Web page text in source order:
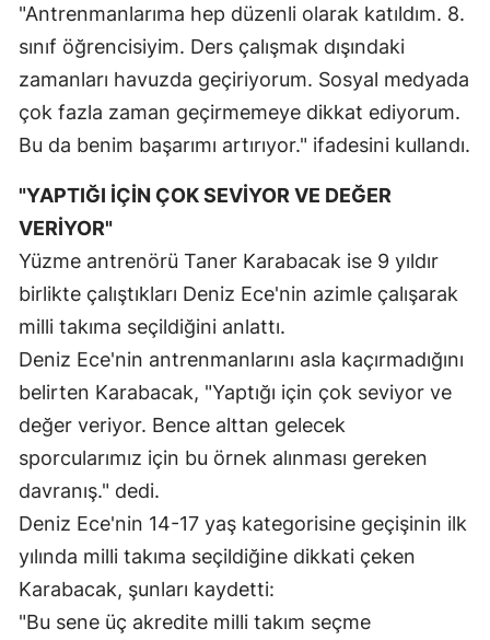
Uşak
Van
Yozgat
Zonguldak
Aksaray
Karaman
Batman
Şırnak
Bartın
Ardahan
Iğdır
"Antrenmanlarıma hep düzenli olarak katıldım. 8.
sınıf öğrencisiyim. Ders çalışmak dışındaki
zamanları havuzda geçiriyorum. Sosyal medyada
çok fazla zaman geçirmemeye dikkat ediyorum.
Bu da benim başarımı artırıyor." ifadesini kullandı.
"YAPTIĞI İÇİN ÇOK SEVİYOR VE DEĞER
VERİYOR"
Yüzme antrenörü Taner Karabacak ise 9 yıldır
birlikte çalıştıkları Deniz Ece'nin azimle çalışarak
milli takıma seçildiğini anlattı.
Deniz Ece'nin antrenmanlarını asla kaçırmadığını
belirten Karabacak, "Yaptığı için çok seviyor ve
değer veriyor. Bence alttan gelecek
sporcularımız için bu örnek alınması gereken
davranış." dedi.
Deniz Ece'nin 14-17 yaş kategorisine geçişinin ilk
yılında milli takıma seçildiğine dikkati çeken
Karabacak, şunları kaydetti:
"Bu sene üç akredite milli takım seçme